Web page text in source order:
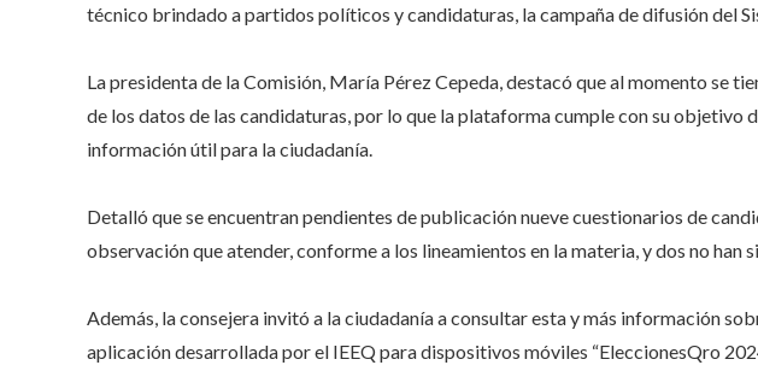
técnico brindado a partidos políticos y candidaturas, la campaña de difusión del
La presidenta de la Comisión, María Pérez Cepeda, destacó que al momento se
de los datos de las candidaturas, por lo que la plataforma cumple con su objetivo
información útil para la ciudadanía.
Detalló que se encuentran pendientes de publicación nueve cuestionarios de
observación que atender, conforme a los lineamientos en la materia, y dos no han
Además, la consejera invitó a la ciudadanía a consultar esta y más información
aplicación desarrollada por el IEEQ para dispositivos móviles “EleccionesQro